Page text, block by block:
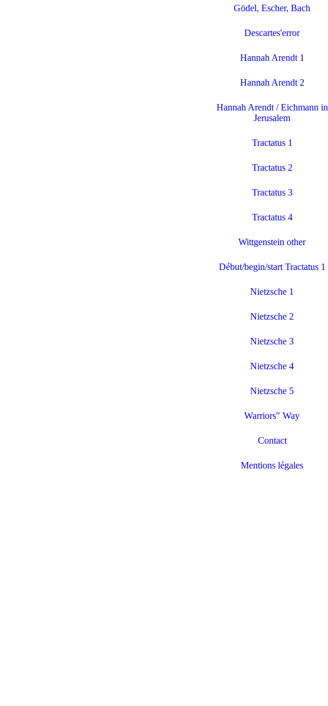
Gödel, Escher, Bach
Descartes'error
Hannah Arendt 1
Hannah Arendt 2
Hannah Arendt / Eichmann in
Jerusalem
Tractatus 1
Tractatus 2
Tractatus 3
Tractatus 4
Wittgenstein other
Début/begin/start Tractatus 1
Nietzsche 1
Nietzsche 2
Nietzsche 3
Nietzsche 4
Nietzsche 5
Warriors" Way
Contact
Mentions légales